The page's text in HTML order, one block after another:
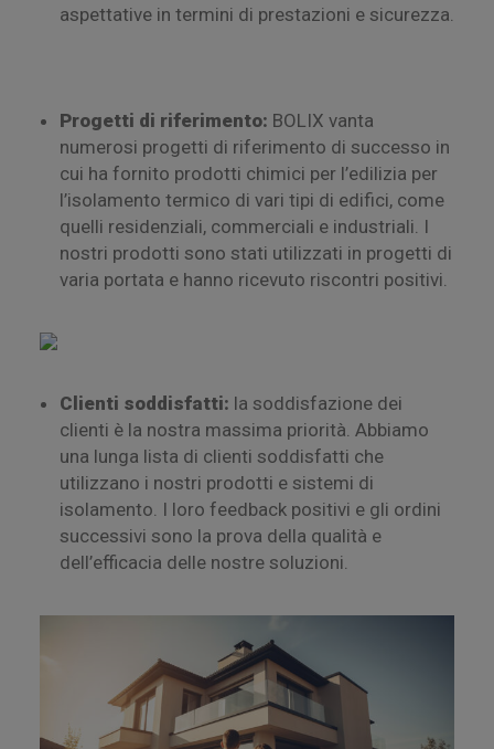
aspettative in termini di prestazioni e sicurezza.
Progetti di riferimento: BOLIX vanta
numerosi progetti di riferimento di successo in
cui ha fornito prodotti chimici per l’edilizia per
l’isolamento termico di vari tipi di edifici, come
quelli residenziali, commerciali e industriali. I
nostri prodotti sono stati utilizzati in progetti di
varia portata e hanno ricevuto riscontri positivi.
Clienti soddisfatti: la soddisfazione dei
clienti è la nostra massima priorità. Abbiamo
una lunga lista di clienti soddisfatti che
utilizzano i nostri prodotti e sistemi di
isolamento. I loro feedback positivi e gli ordini
successivi sono la prova della qualità e
dell’efficacia delle nostre soluzioni.